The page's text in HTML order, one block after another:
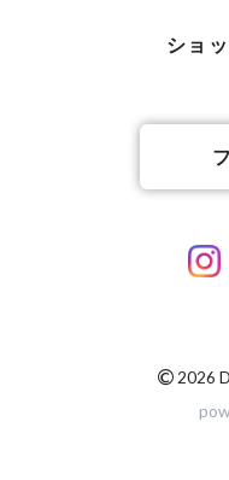
香川県丸亀市綾歌町産
山梨県北杜市明野町産
佐賀県神埼郡産
ショ
© 2026